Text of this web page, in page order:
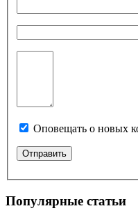
Оповещать о новых
Популярные статьи